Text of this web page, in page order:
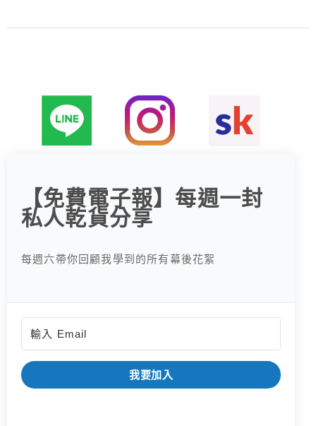
【免費電子報】每週一封
私人乾貨分享
每週六帶你回顧我學到的所有幕後花絮
我要加入